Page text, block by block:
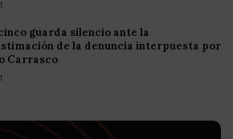
guarda silencio ante la
de la denuncia interpuesta por
Carrasco